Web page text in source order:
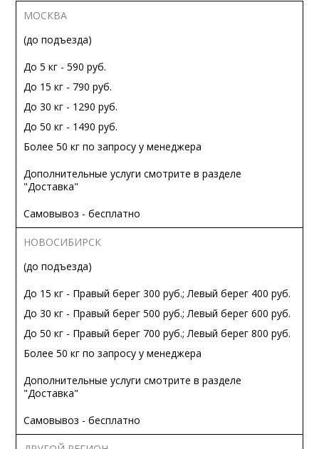
МОСКВА
(до подъезда)
До 5 кг - 590 руб.
До 15 кг - 790 руб.
До 30 кг - 1290 руб.
До 50 кг - 1490 руб.
Более 50 кг по запросу у менеджера
Дополнительные услуги смотрите в разделе
"Доставка"
Самовывоз - бесплатно
НОВОСИБИРСК
(до подъезда)
До 15 кг - Правый берег 300 руб.; Левый берег 400 руб.
До 30 кг - Правый берег 500 руб.; Левый берег 600 руб.
До 50 кг - Правый берег 700 руб.; Левый берег 800 руб.
Более 50 кг по запросу у менеджера
Дополнительные услуги смотрите в разделе
"Доставка"
Самовывоз - бесплатно